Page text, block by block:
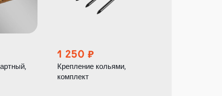
1 250
Крепление кольями,
комплект